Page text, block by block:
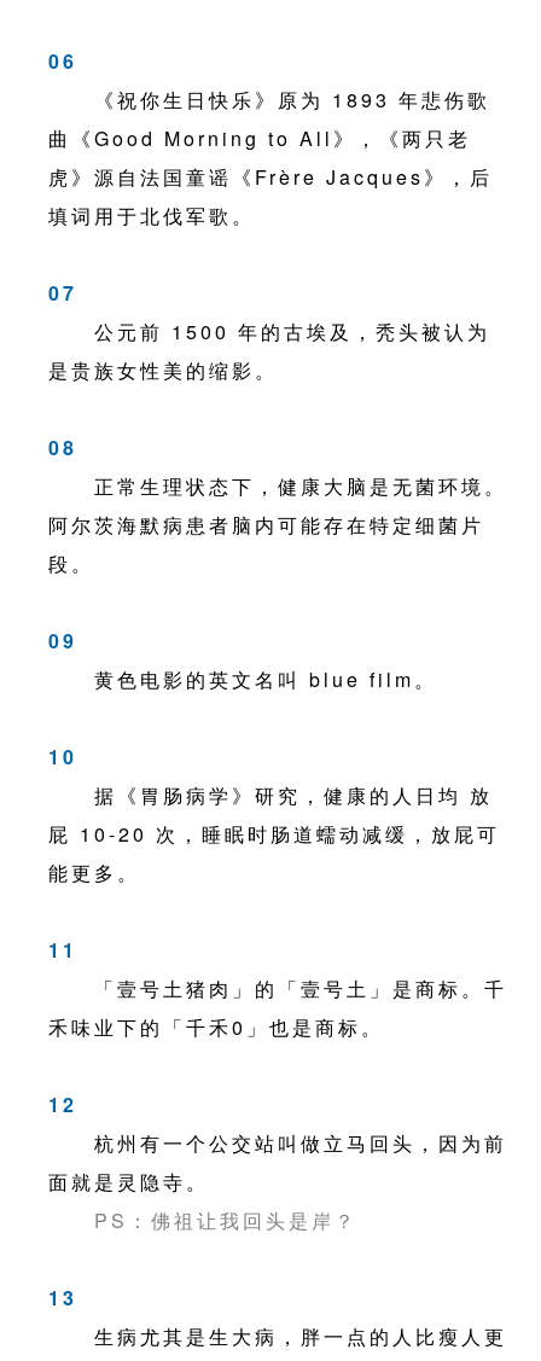
06
《祝你生日快乐》原为 1893 年悲伤歌
曲《Good Morning to All》，《两只老
虎》源自法国童谣《Frère Jacques》，后
填词用于北伐军歌。
07
公元前 1500 年的古埃及，秃头被认为
是贵族女性美的缩影。
08
正常生理状态下，健康大脑是无菌环境。
阿尔茨海默病患者脑内可能存在特定细菌片
段。
09
黄色电影的英文名叫 blue film。
10
据《胃肠病学》研究，健康的人日均 放
屁 10-20 次，睡眠时肠道蠕动减缓，放屁可
能更多。
11
「壹号土猪肉」的「壹号土」是商标。千
禾味业下的「千禾0」也是商标。
12
杭州有一个公交站叫做立马回头，因为前
面就是灵隐寺。
PS：佛祖让我回头是岸？
13
生病尤其是生大病，胖一点的人比瘦人更